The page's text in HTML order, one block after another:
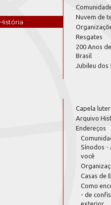
Nuvem de
Resgates
200 Anos
Brasil
Jubileu dos
Capela
Arquivo
Endereços
Sínodos -
você
Casas de
Como
- de
exterior